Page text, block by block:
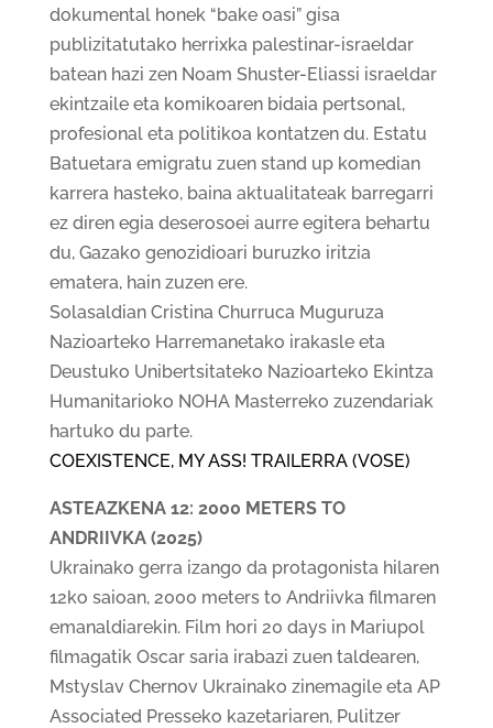
dokumental honek “bake oasi” gisa
publizitatutako herrixka palestinar-israeldar
batean hazi zen Noam Shuster-Eliassi israeldar
ekintzaile eta komikoaren bidaia pertsonal,
profesional eta politikoa kontatzen du. Estatu
Batuetara emigratu zuen stand up komedian
karrera hasteko, baina aktualitateak barregarri
ez diren egia deserosoei aurre egitera behartu
du, Gazako genozidioari buruzko iritzia
ematera, hain zuzen ere.
Solasaldian Cristina Churruca Muguruza
Nazioarteko Harremanetako irakasle eta
Deustuko Unibertsitateko Nazioarteko Ekintza
Humanitarioko NOHA Masterreko zuzendariak
hartuko du parte.
COEXISTENCE, MY ASS! TRAILERRA (VOSE)
ASTEAZKENA 12: 2000 METERS TO
ANDRIIVKA (2025)
Ukrainako gerra izango da protagonista hilaren
12ko saioan, 2000 meters to Andriivka filmaren
emanaldiarekin. Film hori 20 days in Mariupol
filmagatik Oscar saria irabazi zuen taldearen,
Mstyslav Chernov Ukrainako zinemagile eta AP
Associated Presseko kazetariaren, Pulitzer